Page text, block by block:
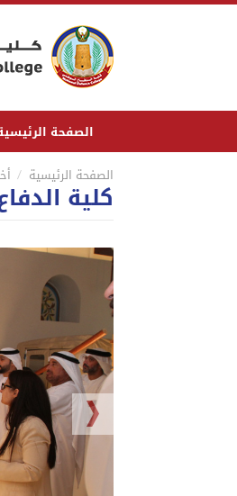
الصفحة
الصفحة الرئيسية
كلية